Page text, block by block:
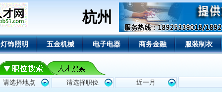
杭州
灯饰照明 五金机械 电子电器 商务金融 服装制衣